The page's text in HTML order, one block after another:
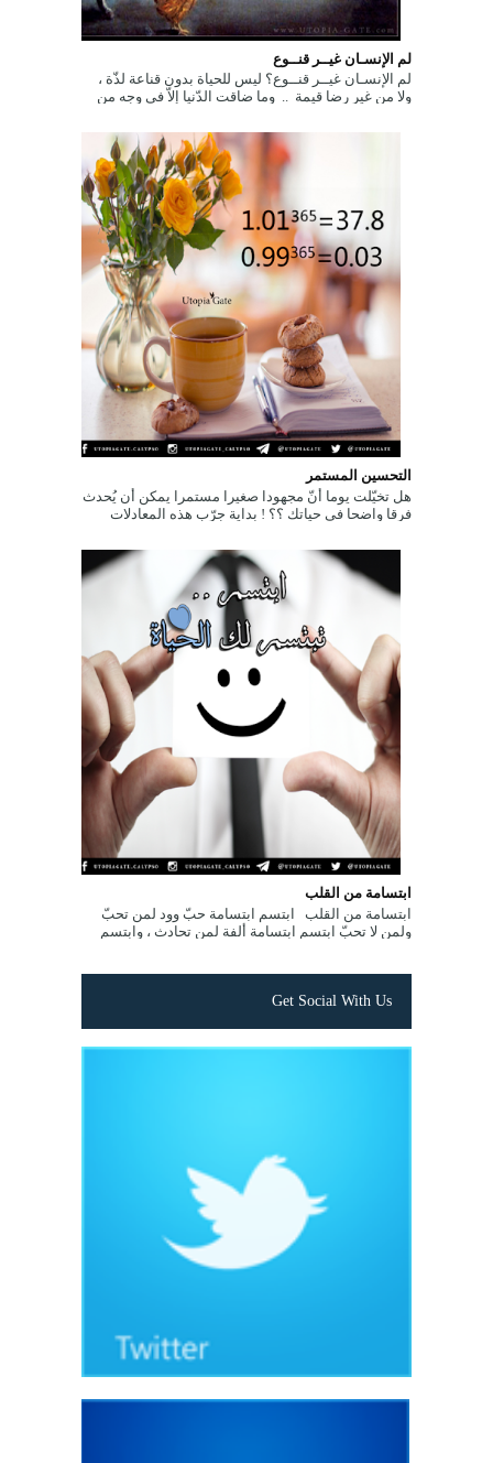
لم الإنسـان غيــر قنــوع
لم الإنسـان غيــر قنــوع؟ ليس للحياة بدون قناعة لذّة ،
ولا من غير رضا قيمة .. وما ضاقت الدّنيا إلاّ في وجه من
التحسين المستمر
هل تخيّلت يوما أنّ مجهودا صغيرا مستمرا يمكن أن يُحدث
فرقا واضحا في حياتك ؟؟ ! بداية جرّب هذه المعادلات
ابتسامة من القلب
ابتسامة من القلب ابتسم ابتسامة حبّ وود لمن تحبّ
ولمن لا تحبّ ابتسم ابتسامة ألفة لمن تحادث ، وابتسم
Get Social With Us